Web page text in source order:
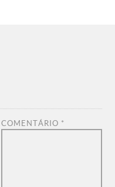
COMENTÁRIO *